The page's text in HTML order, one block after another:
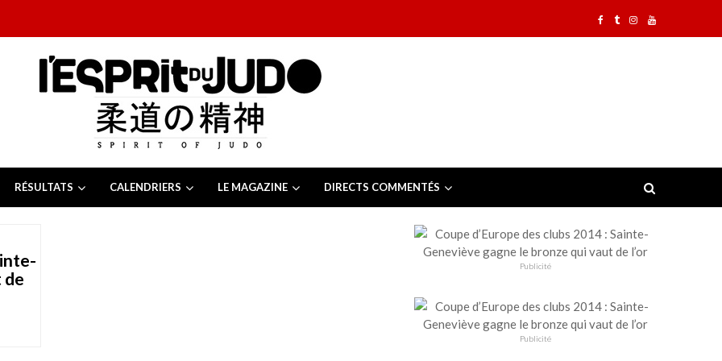
RÉSULTATS CALENDRIERS LE MAGAZINE DIRECTS COMMENTÉS
2026
13 juillet 2026
2026
de
Publicité
Publicité